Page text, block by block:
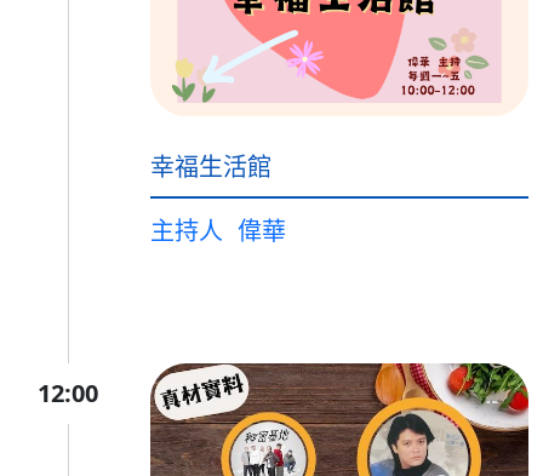
幸福生活館
主持人 偉華
12:00